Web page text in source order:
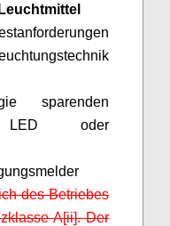
sparenden
oder
des Betriebes
A[ii]. Der